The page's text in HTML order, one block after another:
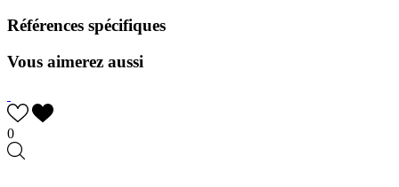
Références spécifiques
Vous aimerez aussi
0